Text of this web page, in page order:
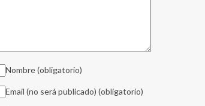
Nombre(obligatorio)
Email (no será publicado) (obligatorio)